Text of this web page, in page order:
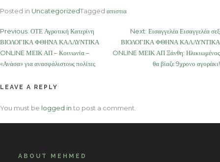
Posted in UncategorizedTagged απιστια
Post
navigation
Previous: ΟΤΕ Αγροτική Κατερίνη
ΒΙΟΛΟΓΙΚΑ ΦΘΗΝΑ ΚΑΛΛΥΝΤΙΚΑ
ONLINE ΜΕΙΚ ΑΠ – Κοινωνία –
«Ανάσα» για ανασφάλιστους πολίτες
Next: Εισαγγελέα Εισαγγελέα σεξ
ΒΙΟΛΟΓΙΚΑ ΦΘΗΝΑ ΚΑΛΛΥΝΤΙΚΑ
ONLINE ΜΕΙΚ ΑΠ Ξάνθη: Ηλικιωμένος
θα βίαζε 9χρονο αγοράκι!
LEAVE A REPLY
You must be logged in to post a comment.
ABOUT MEHMED